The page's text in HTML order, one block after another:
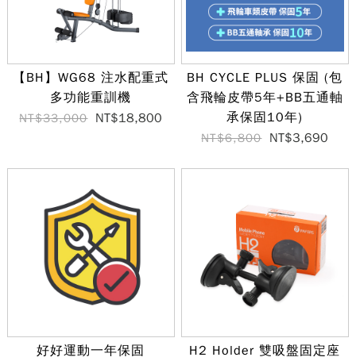
【BH】WG68 注水配重式
多功能重訓機
NT$33,000 NT$18,800
BH CYCLE PLUS 保固 (包
含飛輪皮帶5年+BB五通軸
承保固10年)
NT$6,800 NT$3,690
好好運動一年保固 H2 Holder 雙吸盤固定座